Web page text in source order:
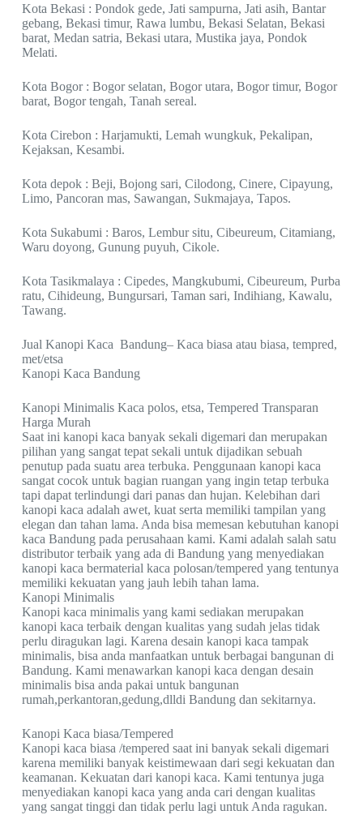
Kota Bekasi : Pondok gede, Jati sampurna, Jati asih, Bantar
gebang, Bekasi timur, Rawa lumbu, Bekasi Selatan, Bekasi
barat, Medan satria, Bekasi utara, Mustika jaya, Pondok
Melati.
Kota Bogor : Bogor selatan, Bogor utara, Bogor timur, Bogor
barat, Bogor tengah, Tanah sereal.
Kota Cirebon : Harjamukti, Lemah wungkuk, Pekalipan,
Kejaksan, Kesambi.
Kota depok : Beji, Bojong sari, Cilodong, Cinere, Cipayung,
Limo, Pancoran mas, Sawangan, Sukmajaya, Tapos.
Kota Sukabumi : Baros, Lembur situ, Cibeureum, Citamiang,
Waru doyong, Gunung puyuh, Cikole.
Kota Tasikmalaya : Cipedes, Mangkubumi, Cibeureum, Purba
ratu, Cihideung, Bungursari, Taman sari, Indihiang, Kawalu,
Tawang.
Jual Kanopi Kaca Bandung– Kaca biasa atau biasa, tempred,
met/etsa
Kanopi Kaca Bandung
Kanopi Minimalis Kaca polos, etsa, Tempered Transparan
Harga Murah
Saat ini kanopi kaca banyak sekali digemari dan merupakan
pilihan yang sangat tepat sekali untuk dijadikan sebuah
penutup pada suatu area terbuka. Penggunaan kanopi kaca
sangat cocok untuk bagian ruangan yang ingin tetap terbuka
tapi dapat terlindungi dari panas dan hujan. Kelebihan dari
kanopi kaca adalah awet, kuat serta memiliki tampilan yang
elegan dan tahan lama. Anda bisa memesan kebutuhan kanopi
kaca Bandung pada perusahaan kami. Kami adalah salah satu
distributor terbaik yang ada di Bandung yang menyediakan
kanopi kaca bermaterial kaca polosan/tempered yang tentunya
memiliki kekuatan yang jauh lebih tahan lama.
Kanopi Minimalis
Kanopi kaca minimalis yang kami sediakan merupakan
kanopi kaca terbaik dengan kualitas yang sudah jelas tidak
perlu diragukan lagi. Karena desain kanopi kaca tampak
minimalis, bisa anda manfaatkan untuk berbagai bangunan di
Bandung. Kami menawarkan kanopi kaca dengan desain
minimalis bisa anda pakai untuk bangunan
rumah,perkantoran,gedung,dlldi Bandung dan sekitarnya.
Kanopi Kaca biasa/Tempered
Kanopi kaca biasa /tempered saat ini banyak sekali digemari
karena memiliki banyak keistimewaan dari segi kekuatan dan
keamanan. Kekuatan dari kanopi kaca. Kami tentunya juga
menyediakan kanopi kaca yang anda cari dengan kualitas
yang sangat tinggi dan tidak perlu lagi untuk Anda ragukan.